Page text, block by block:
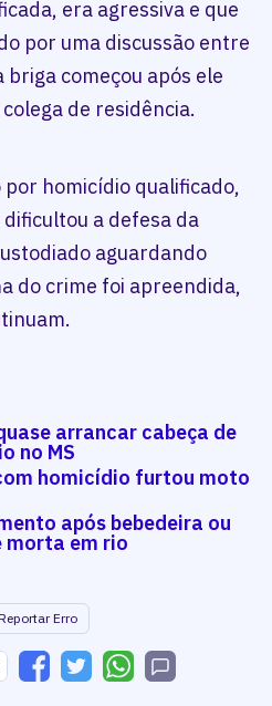
era agressiva e que
por uma discussão entre
briga começou após ele
de residência.
por homicídio qualificado,
a defesa da
aguardando
do crime foi apreendida,
arrancar cabeça de
no MS
homicídio furtou moto
após bebedeira ou
morta em rio
Erro